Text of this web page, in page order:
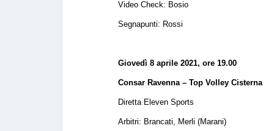
Video Check: Bosio
Segnapunti: Rossi
Giovedì 8 aprile 2021, ore 19.00
Consar Ravenna – Top Volley Cisterna
Diretta Eleven Sports
Arbitri: Brancati, Merli (Marani)